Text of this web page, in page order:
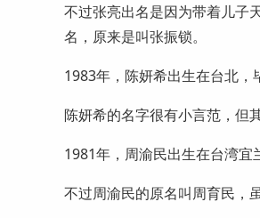
不过张亮出名是因为带着儿子
名，原来是叫张振锁。
1983年，陈妍希出生在台北，
陈妍希的名字很有小言范，但
1981年，周渝民出生在台湾宜
不过周渝民的原名叫周育民，